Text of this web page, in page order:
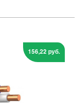
156,22 руб.